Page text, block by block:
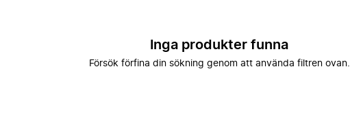
Inga produkter funna
Försök förfina din sökning genom att använda filtren ovan.